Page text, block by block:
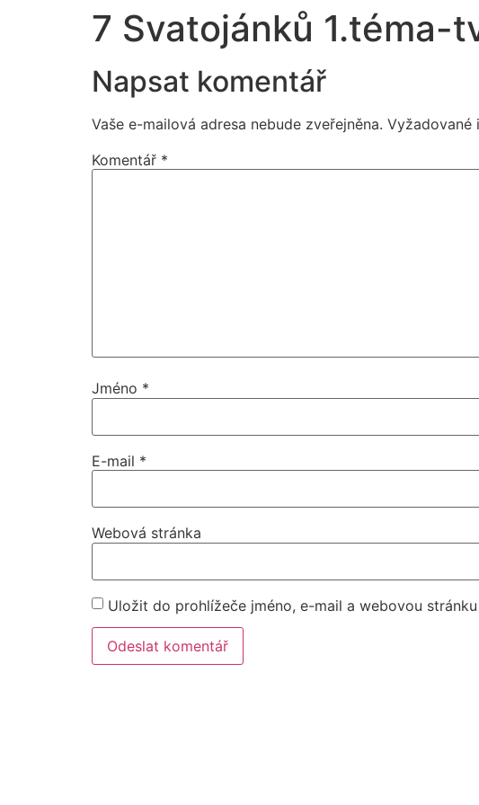
7 Svatojánků 1.téma-
Napsat komentář
Vaše e-mailová adresa nebude zveřejněna. Vyžadované
Komentář *
Jméno *
E-mail *
Webová stránka
Uložit do prohlížeče jméno, e-mail a webovou